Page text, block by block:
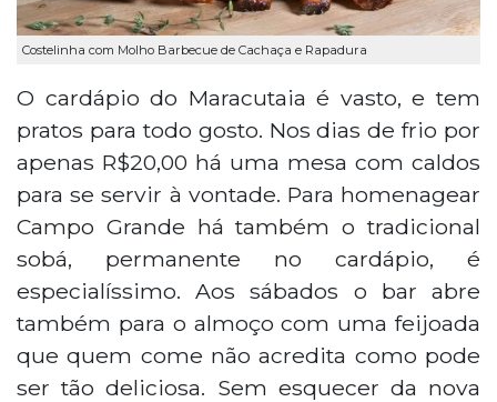
Costelinha com Molho Barbecue de Cachaça e Rapadura
O cardápio do Maracutaia é vasto, e tem
pratos para todo gosto. Nos dias de frio por
apenas R$20,00 há uma mesa com caldos
para se servir à vontade. Para homenagear
Campo Grande há também o tradicional
sobá, permanente no cardápio, é
especialíssimo. Aos sábados o bar abre
também para o almoço com uma feijoada
que quem come não acredita como pode
ser tão deliciosa. Sem esquecer da nova